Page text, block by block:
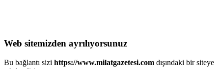
Web sitemizden ayrılıyorsunuz
Bu bağlantı sizi https://www.milatgazetesi.com dışındaki bir siteye